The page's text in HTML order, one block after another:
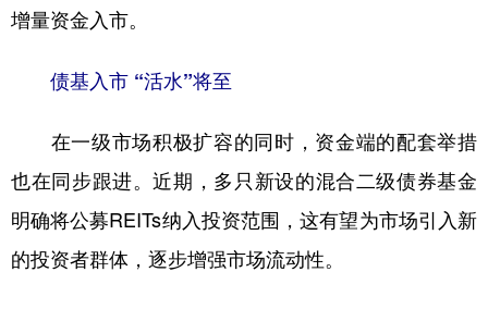
增量资金入市。
债基入市 “活水”将至
在一级市场积极扩容的同时，资金端的配套举措
也在同步跟进。近期，多只新设的混合二级债券基金
明确将公募REITs纳入投资范围，这有望为市场引入新
的投资者群体，逐步增强市场流动性。